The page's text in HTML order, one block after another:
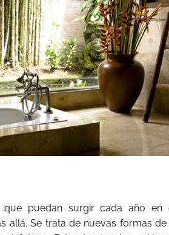
puedan surgir cada año en
allá. Se trata de nuevas formas